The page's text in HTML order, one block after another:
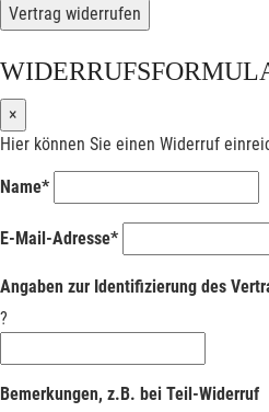
Vertrag widerrufen
×
Hier können Sie einen Widerruf
Name*
E-Mail-Adresse*
Angaben zur Identifizierung des
?
Bemerkungen, z.B. bei Teil-Widerruf